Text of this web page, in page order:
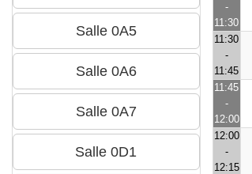
-
11:30
11:30
-
11:45
11:45
-
12:00
12:00
-
12:15